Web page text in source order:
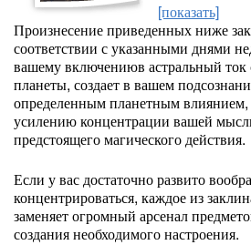
[показать]
Произнесение приведенных ниже
соответствии с указанными днями
вашему включениюв астральный ток
планеты, создает в вашем
определенным планетным влиянием,
усилению концентрации вашей
предстоящего магического действия.
Если у вас достаточно развито
концентрироваться, каждое из
заменяет огромный арсенал
создания необходимого настроения.